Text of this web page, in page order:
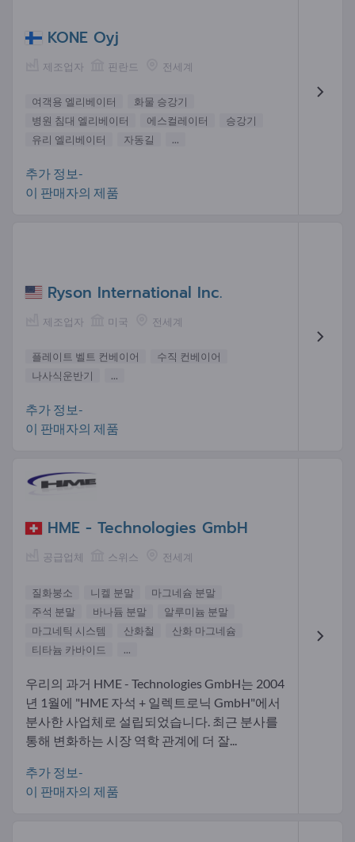
KONE Oyj
제조업자 핀란드 전세계
여객용 엘리베이터
화물 승강기
병원 침대 엘리베이터
에스컬레이터
승강기
유리 엘리베이터
자동길 ...
추가 정보-
이 판매자의 제품
Ryson International Inc.
제조업자 미국 전세계
플레이트 벨트 컨베이어
수직 컨베이어
나사식운반기
...
추가 정보-
이 판매자의 제품
HME - Technologies GmbH
공급업체 스위스 전세계
질화붕소 니켈 분말
마그네슘 분말
주석 분말
바나듐 분말
알루미늄 분말
마그네틱 시스템
산화철
산화 마그네슘
티타늄 카바이드
...
우리의 과거 HME - Technologies GmbH는 2004
년 1월에 "HME 자석 + 일렉트로닉 GmbH"에서
분사한 사업체로 설립되었습니다. 최근 분사를
통해 변화하는 시장 역학 관계에 더 잘...
추가 정보-
이 판매자의 제품